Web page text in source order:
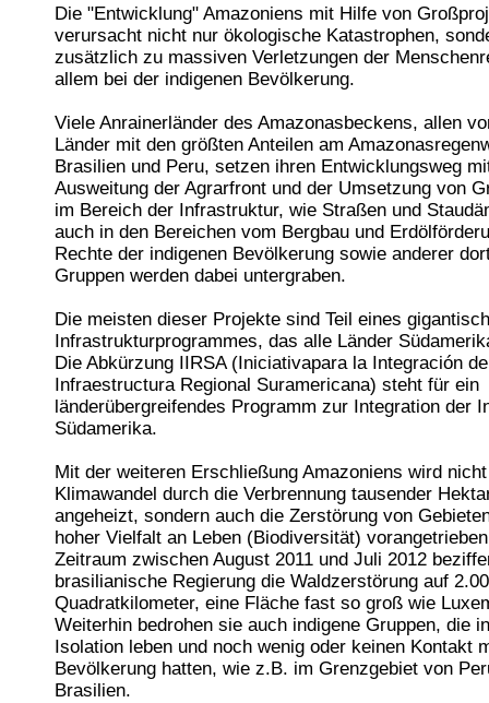
Die "Entwicklung" Amazoniens mit Hilfe von
verursacht nicht nur ökologische Katastrophen,
zusätzlich zu massiven Verletzungen der
allem bei der indigenen Bevölkerung.
Viele Anrainerländer des Amazonasbeckens, allen
Länder mit den größten Anteilen am
Brasilien und Peru, setzen ihren Entwicklungsweg
Ausweitung der Agrarfront und der Umsetzung von
im Bereich der Infrastruktur, wie Straßen und
auch in den Bereichen vom Bergbau und
Rechte der indigenen Bevölkerung sowie anderer
Gruppen werden dabei untergraben.
Die meisten dieser Projekte sind Teil eines
Infrastrukturprogrammes, das alle Länder
Die Abkürzung IIRSA (Iniciativapara la Integración
Infraestructura Regional Suramericana) steht für ein
länderübergreifendes Programm zur Integration der
Südamerika.
Mit der weiteren Erschließung Amazoniens wird
Klimawandel durch die Verbrennung tausender
angeheizt, sondern auch die Zerstörung von
hoher Vielfalt an Leben (Biodiversität)
Zeitraum zwischen August 2011 und Juli 2012
brasilianische Regierung die Waldzerstörung auf
Quadratkilometer, eine Fläche fast so groß wie
Weiterhin bedrohen sie auch indigene Gruppen, die
Isolation leben und noch wenig oder keinen Kontakt
Bevölkerung hatten, wie z.B. im Grenzgebiet von
Brasilien.